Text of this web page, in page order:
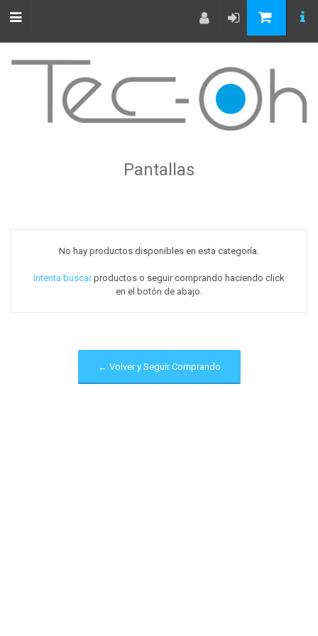
Pantallas
No hay productos disponibles en esta categoría.
Intenta buscarproductos o seguir comprando haciendo click
en el botón de abajo.
← Volver y Seguir Comprando